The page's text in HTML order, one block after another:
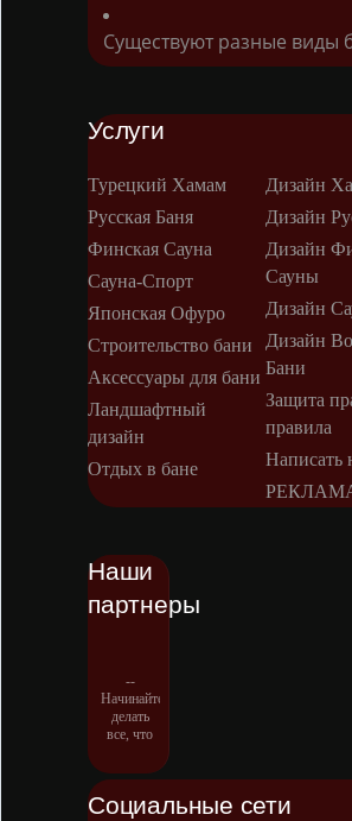
Существуют разные виды
Услуги
Турецкий Хамам
Русская Баня
Финская Сауна
Сауна-Спорт
Японская Офуро
Строительство бани
Аксессуары для бани
Ландшафтный
дизайн
Отдых в бане
Дизайн
Дизайн
Дизайн
Сауны
Дизайн
Дизайн
Бани
Защита
правила
Написать
Наши
партнеры
--
Начинайте
делать
все, что
можете
и даже то,
Социальные сети